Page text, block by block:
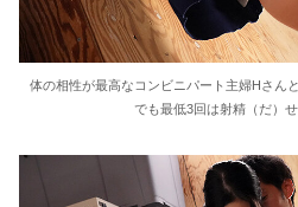
体の相性が最高なコンビニパート主婦Hさん
でも最低3回は射精（だ）